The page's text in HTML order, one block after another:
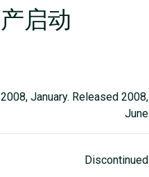
启动
2008, January. Released 2008,
June
Discontinued